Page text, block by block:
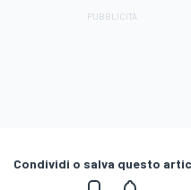
Condividi o salva questo